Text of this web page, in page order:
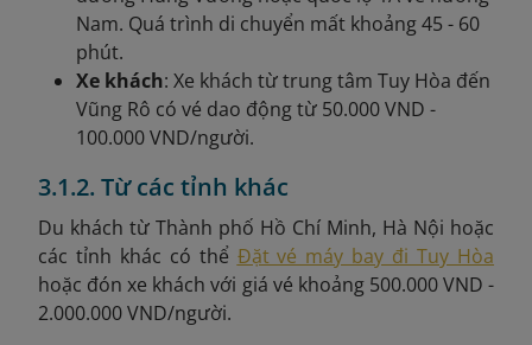
Nam. Quá trình di chuyển mất khoảng 45 - 60
phút.
Xe khách: Xe khách từ trung tâm Tuy Hòa đến
Vũng Rô có vé dao động từ 50.000 VND -
100.000 VND/người.
3.1.2. Từ các tỉnh khác
Du khách từ Thành phố Hồ Chí Minh, Hà Nội hoặc
các tỉnh khác có thể Đặt vé máy bay đi Tuy Hòa
hoặc đón xe khách với giá vé khoảng 500.000 VND -
2.000.000 VND/người.